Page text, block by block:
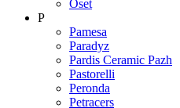
Oset
P
Pamesa
Paradyz
Pardis Ceramic Pazh
Pastorelli
Peronda
Petracers